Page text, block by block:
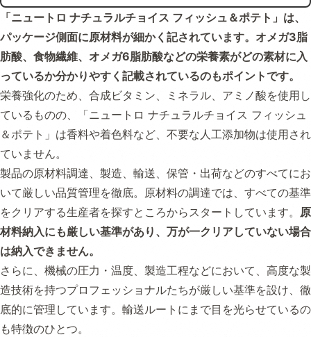
「ニュートロ ナチュラルチョイス フィッシュ＆ポテト」は、
パッケージ側面に原材料が細かく記されています。オメガ3脂
肪酸、食物繊維、オメガ6脂肪酸などの栄養素がどの素材に入
っているか分かりやすく記載されているのもポイントです。
栄養強化のため、合成ビタミン、ミネラル、アミノ酸を使用し
ているものの、「ニュートロ ナチュラルチョイス フィッシュ
＆ポテト」は香料や着色料など、不要な人工添加物は使用され
ていません。
製品の原材料調達、製造、輸送、保管・出荷などのすべてにお
いて厳しい品質管理を徹底。原材料の調達では、すべての基準
をクリアする生産者を探すところからスタートしています。 原
材料納入にも厳しい基準があり、万が一クリアしていない場合
は納入できません。
さらに、機械の圧力・温度、製造工程などにおいて、高度な製
造技術を持つプロフェッショナルたちが厳しい基準を設け、徹
底的に管理しています。輸送ルートにまで目を光らせているの
も特徴のひとつ。